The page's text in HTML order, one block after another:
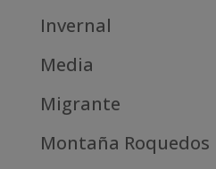
Invernal
Media
Migrante
Montaña Roquedos